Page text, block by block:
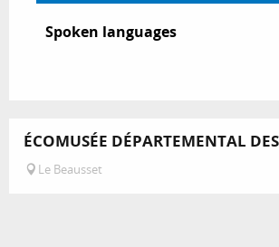
Spoken languages
Spoken languages
ÉCOMUSÉE DÉPARTEMENTAL
Le Beausset